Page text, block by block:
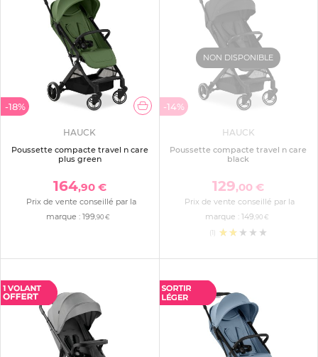
-18%
HAUCK
Poussette compacte travel n care
plus green
164,90 €
Prix de vente conseillé par la
marque :199 ,90 €
NON DISPONIBLE
-14%
HAUCK
Poussette compacte travel n care
black
129,00 €
Prix de vente conseillé par la
marque : 149 ,90 €
(1)